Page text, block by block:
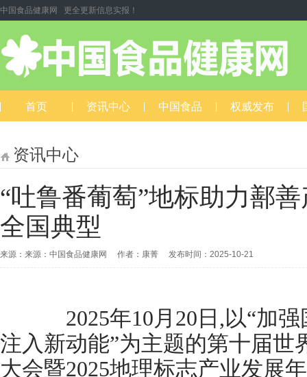
中国食品健康网 更全更新信息实报！
首页 资讯中心 中国食品 权威发布
资讯中心
“吐鲁番葡萄”地标助力鄯
全国典型
来源：来源：中国食品健康网 作者：康菁 发布时间：2025-10-21
2025年10月20日,以“加强
注入新动能”为主题的第十届世
大会暨2025地理标志产业发展